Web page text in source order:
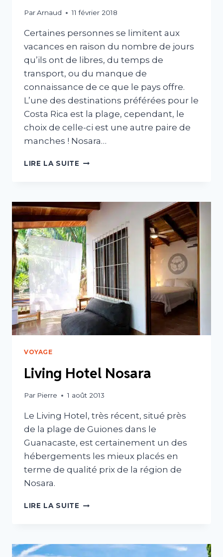
ParArnaud 11 février 2018
Certaines personnes se limitent aux
vacances en raison du nombre de jours
qu’ils ont de libres, du temps de
transport, ou du manque de
connaissance de ce que le pays offre.
L’une des destinations préférées pour le
Costa Rica est la plage, cependant, le
choix de celle-ci est une autre paire de
manches ! Nosara…
LIRE LA SUITE DÉCOUVREZ
CACHÉES)
DE
NOSARA
VOYAGE
Living Hotel Nosara
Par Pierre 1 août 2013
Le Living Hotel, très récent, situé près
de la plage de Guiones dans le
Guanacaste, est certainement un des
hébergements les mieux placés en
terme de qualité prix de la région de
Nosara.
LIRE LA SUITE LIVING